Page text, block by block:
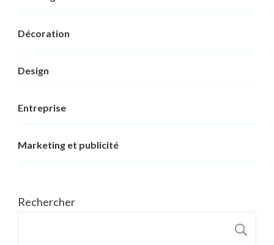
Décoration
Design
Entreprise
Marketing et publicité
Rechercher